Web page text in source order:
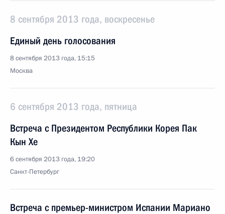
8 сентября 2013 года, воскресенье
Единый день голосования
8 сентября 2013 года, 15:15
Москва
6 сентября 2013 года, пятница
Встреча с Президентом Республики Корея Пак
Кын Хе
6 сентября 2013 года, 19:20
Санкт-Петербург
Встреча с премьер-министром Испании Мариано